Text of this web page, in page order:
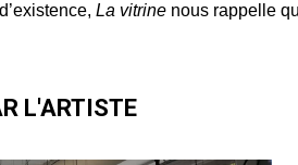
La vitrine nous rappelle
L'ARTISTE